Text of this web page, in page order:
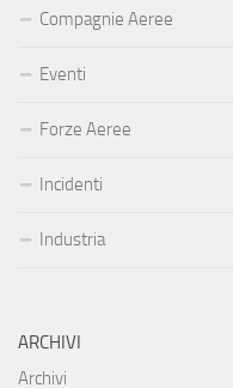
Compagnie Aeree
Eventi
Forze Aeree
Incidenti
Industria
ARCHIVI
Archivi